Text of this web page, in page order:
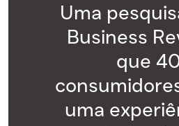
Uma
Business
que
uma